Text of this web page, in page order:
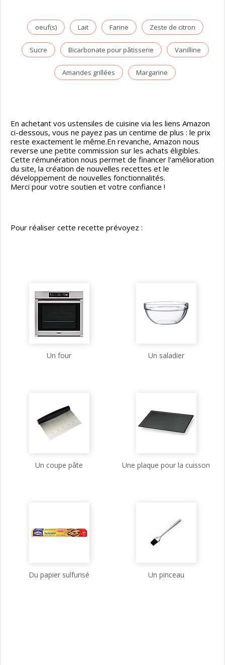
oeuf(s) Lait Farine Zeste de citron
Sucre Bicarbonate pour pâtisserie Vanilline
Amandes grillées Margarine
En achetant vos ustensiles de cuisine via les liens Amazon
ci-dessous, vous ne payez pas un centime de plus : le prix
reste exactement le même.En revanche, Amazon nous
reverse une petite commission sur les achats éligibles.
Cette rémunération nous permet de financer l'amélioration
du site, la création de nouvelles recettes et le
développement de nouvelles fonctionnalités.
Merci pour votre soutien et votre confiance !
Pour réaliser cette recette prévoyez :
Un four Un saladier
Un coupe pâte Une plaque pour la cuisson
Du papier sulfurisé Un pinceau